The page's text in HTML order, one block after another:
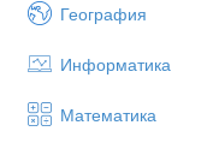
География
Информатика
Математика